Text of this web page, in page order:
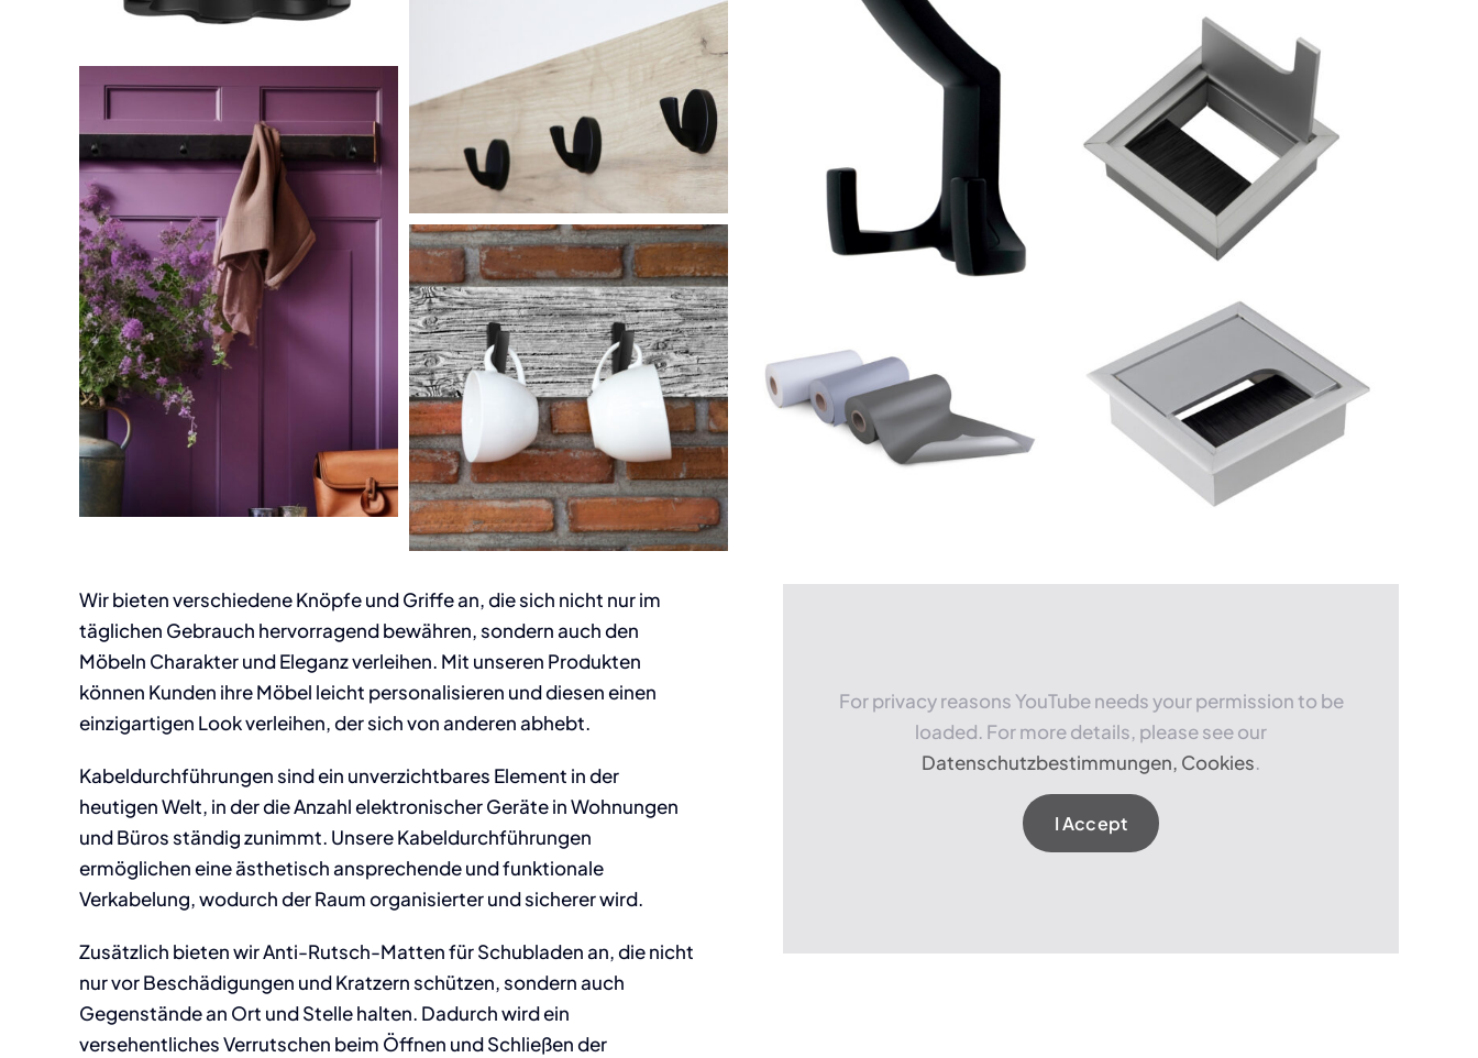
Wir bieten verschiedene Knöpfe und Griffe an, die sich nicht nur im
täglichen Gebrauch hervorragend bewähren, sondern auch den
Möbeln Charakter und Eleganz verleihen. Mit unseren Produkten
können Kunden ihre Möbel leicht personalisieren und diesen einen
einzigartigen Look verleihen, der sich von anderen abhebt.
Kabeldurchführungen sind ein unverzichtbares Element in der
heutigen Welt, in der die Anzahl elektronischer Geräte in Wohnungen
und Büros ständig zunimmt. Unsere Kabeldurchführungen
ermöglichen eine ästhetisch ansprechende und funktionale
Verkabelung, wodurch der Raum organisierter und sicherer wird.
Zusätzlich bieten wir Anti-Rutsch-Matten für Schubladen an, die nicht
nur vor Beschädigungen und Kratzern schützen, sondern auch
Gegenstände an Ort und Stelle halten. Dadurch wird ein
versehentliches Verrutschen beim Öffnen und Schließen der
For privacy reasons YouTube needs your permission to be
loaded. For more details, please see our
Datenschutzbestimmungen, Cookies.
I Accept